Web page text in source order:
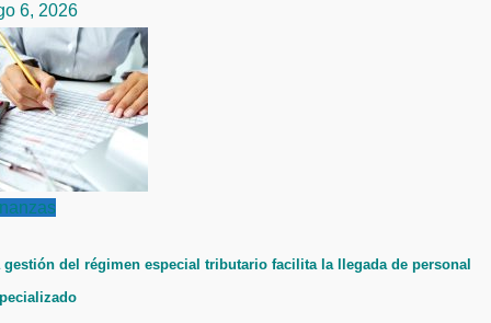
6, 2026
gestión del régimen especial tributario facilita la llegada de personal